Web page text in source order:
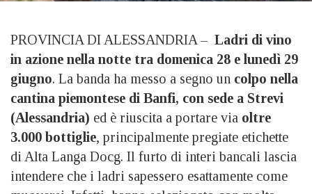
PROVINCIA DI ALESSANDRIA – Ladri di vino
in azione nella notte tra domenica 28 e lunedì 29
giugno. La banda ha messo a segno un colpo nella
cantina piemontese di Banfi, con sede a Strevi
(Alessandria) ed è riuscita a portare via oltre
3.000 bottiglie, principalmente pregiate etichette
di Alta Langa Docg. Il furto di interi bancali lascia
intendere che i ladri sapessero esattamente come